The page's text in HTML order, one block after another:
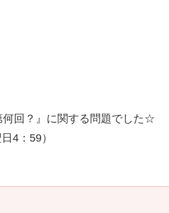
何回？』に関する問題でした☆
4：59）